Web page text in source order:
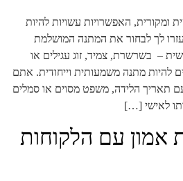
ומקורית, האפשרויות עשויות להיות
רעיונות שיעזרו לך לבחור את המתנה המושלמת
– בשרשרת, צמיד, זוג עגילים או
להיות מתנה משמעותית וייחודית. אתם
תאריך הלידה, משפט מסוים או סמלים
לאישי […]
אמון עם הלקוחות